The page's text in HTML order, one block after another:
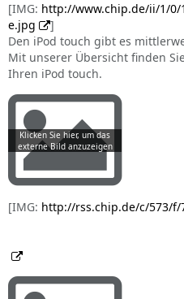
[IMG: http://www.chip.de/ii/1/0/
e.jpg
]
Den iPod touch gibt es
Mit unserer Übersicht finden
Ihren iPod touch.
[IMG: http://rss.chip.de/c/573/f/